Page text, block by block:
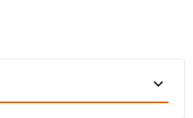
